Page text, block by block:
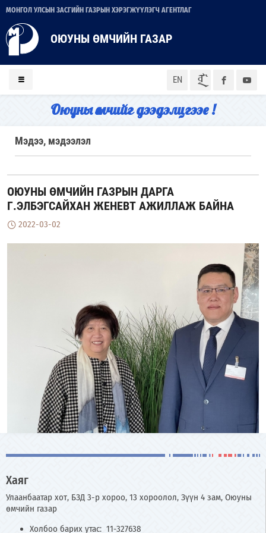
МОНГОЛ УЛСЫН ЗАСГИЙН ГАЗРЫН ХЭРЭГЖҮҮЛЭГЧ АГЕНТЛАГ
ОЮУНЫ ӨМЧИЙН ГАЗАР
EN ᠮᠣᠨ
Оюуны өмчийг дээдэлцгээе !
Мэдээ, мэдээлэл
ОЮУНЫ ӨМЧИЙН ГАЗРЫН ДАРГА
Г.ЭЛБЭГСАЙХАН ЖЕНЕВТ АЖИЛЛАЖ БАЙНА
2022-03-02
Хаяг
Улаанбаатар хот, БЗД 3-р хороо, 13 хороолол, Зүүн 4 зам, Оюуны
өмчийн газар
Холбоо барих утас: 11-327638